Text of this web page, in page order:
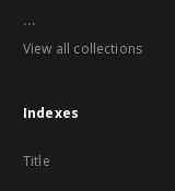
...
View all collections
Indexes
Title